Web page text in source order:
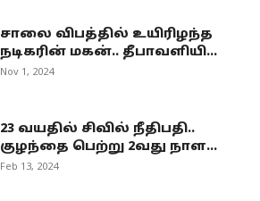
சாலை விபத்தில் உயிரிழந்த
நடிகரின் மகன்.. தீபாவளியி...
Nov 1, 2024
23 வயதில் சிவில் நீதிபதி..
குழந்தை பெற்று 2வது நாள...
Feb 13, 2024